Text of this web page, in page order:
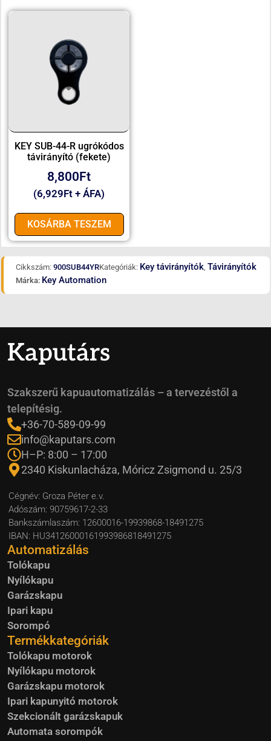
KEY SUB-44-R ugrókódos
távirányító (fekete)
8,800Ft
(6,929Ft + ÁFA)
KOSÁRBA TESZEM
Cikkszám: 900SUB44YRKategóriák: Key távirányítók, Távirányítók
Márka: Key Automation
Kaputárs
Szakszerű kapuautomatizálás – a tervezéstől a
telepítésig.
+36-70-589-09-99
info@kaputars.com
H–P: 8:00 – 17:00
2340 Kiskunlacháza, Móricz Zsigmond u. 25/3
Cégnév: Groza Péter e.v.
Adószám: 90759617-2-33
Bankszámlaszám: 12600016-19939868-18491275
IBAN: HU34126000161993986818491275
Automatizálás
Tolókapu
Nyílókapu
Garázskapu
Ipari kapu
Sorompó
Termékkategóriák
Tolókapu motorok
Nyílókapu motorok
Garázskapu motorok
Ipari kapunyitó motorok
Szekcionált garázskapuk
Automata sorompók